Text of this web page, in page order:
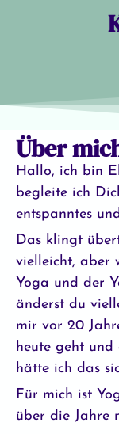
Über
Hallo, ich bin
begleite ich
entspanntes
Das klingt
vielleicht, aber
Yoga und der
änderst du
mir vor 20
heute geht und
hätte ich das
Für mich ist
über die Jahre